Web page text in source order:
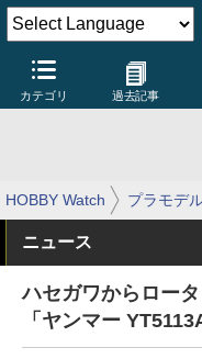
カテゴリ 過去記事
HOBBY Watch プラモデ
ニュース
ハセガワからロー
「ヤンマー